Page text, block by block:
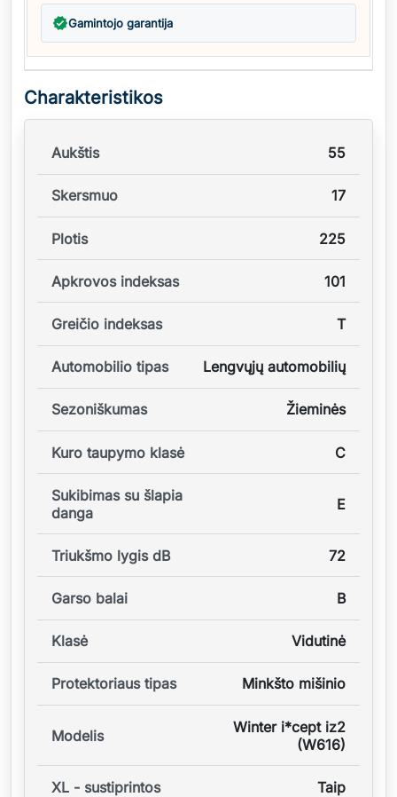
verifiedGamintojo garantija
Charakteristikos
Aukštis 55
Skersmuo 17
Plotis 225
Apkrovos indeksas 101
Greičio indeksas T
Automobilio tipas Lengvųjų automobilių
Sezoniškumas Žieminės
Kuro taupymo klasė C
Sukibimas su šlapia
danga
E
Triukšmo lygis dB 72
Garso balai B
Klasė Vidutinė
Protektoriaus tipas Minkšto mišinio
Modelis
Winter i*cept iz2
(W616)
XL - sustiprintos Taip